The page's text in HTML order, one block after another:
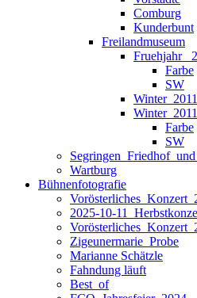
Comburg
Kunderbunt
Freilandmuseum
Fruehjahr
Farbe
SW
Farbe
SW
Wartburg
Bühnenfotografie
2025-10-
Zigeunermarie_Probe
Marianne Schätzle
Fahndung läuft
Best_of